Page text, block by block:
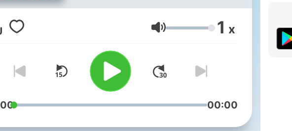
Volumen 1 x
00:00